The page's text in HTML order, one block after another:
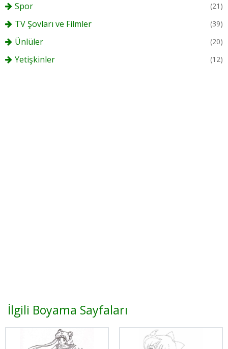
Spor (21)
TV Şovları ve Filmler (39)
Ünlüler (20)
Yetişkinler (12)
İlgili Boyama Sayfaları